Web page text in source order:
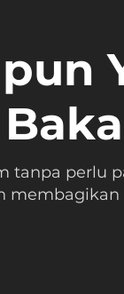
tanpa perlu